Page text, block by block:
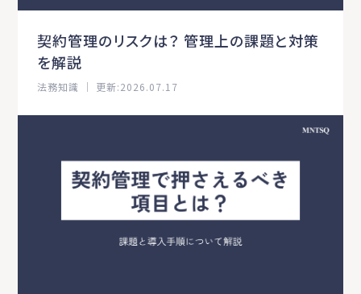
契約管理のリスクは？ 管理上の課題と対策
を解説
法務知識 ｜ 更新:2026.07.17